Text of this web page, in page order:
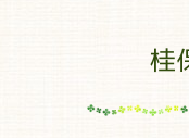
桂